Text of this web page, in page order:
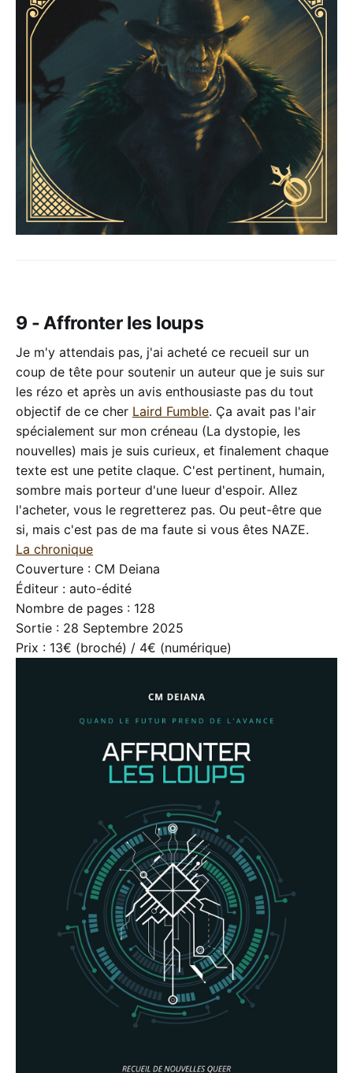
9 - Affronter les loups
Je m'y attendais pas, j'ai acheté ce recueil sur un
coup de tête pour soutenir un auteur que je suis sur
les rézo et après un avis enthousiaste pas du tout
objectif de ce cher Laird Fumble. Ça avait pas l'air
spécialement sur mon créneau (La dystopie, les
nouvelles) mais je suis curieux, et finalement chaque
texte est une petite claque. C'est pertinent, humain,
sombre mais porteur d'une lueur d'espoir. Allez
l'acheter, vous le regretterez pas. Ou peut-être que
si, mais c'est pas de ma faute si vous êtes NAZE.
La chronique
Couverture : CM Deiana
Éditeur : auto-édité
Nombre de pages : 128
Sortie : 28 Septembre 2025
Prix : 13€ (broché) / 4€ (numérique)